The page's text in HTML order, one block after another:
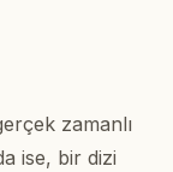
zamanlı
ise, bir dizi